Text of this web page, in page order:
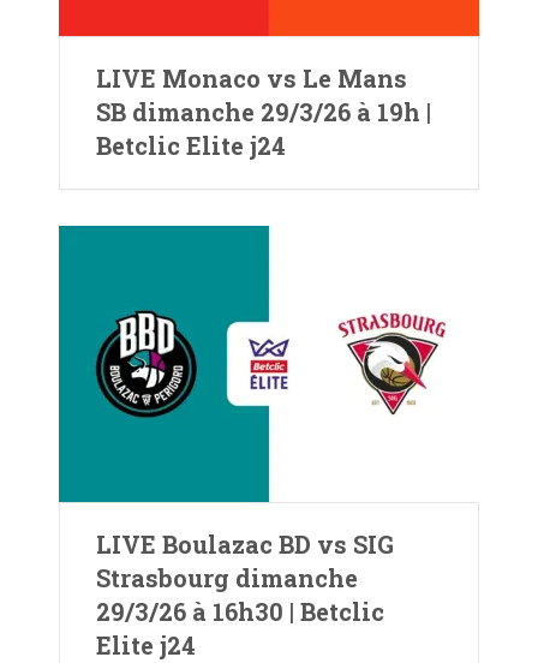
LIVE Monaco vs Le Mans
SB dimanche 29/3/26 à 19h |
Betclic Elite j24
LIVE Boulazac BD vs SIG
Strasbourg dimanche
29/3/26 à 16h30 | Betclic
Elite j24